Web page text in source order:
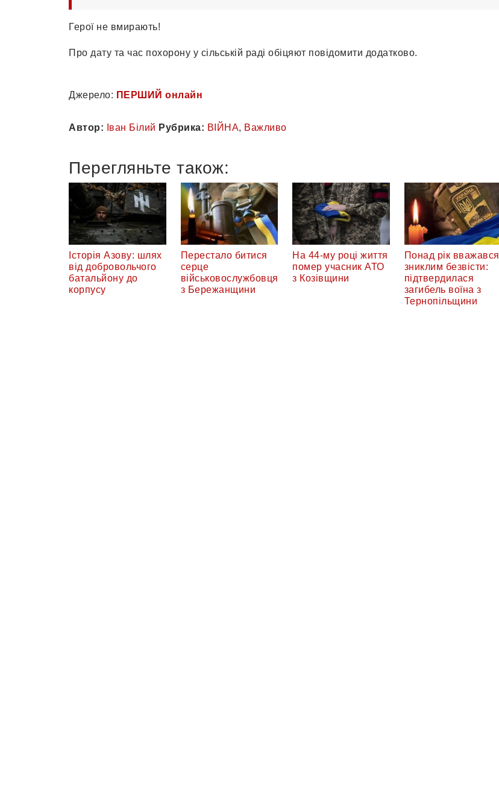
Герої не вмирають!
Про дату та час похорону у сільській раді обіцяют повідомити додатково.
Джерело: ПЕРШИЙ онлайн
Автор: Іван Білий Рубрика: ВІЙНА, Важливо
Перегляньте також:
Історія Азову: шлях
від добровольчого
батальйону до
корпусу
Перестало битися
серце
військовослужбовця
з Бережанщини
На 44-му році життя
помер учасник АТО
з Козівщини
Понад рік вважався
зниклим безвісти:
підтвердилася
загибель воїна з
Тернопільщини